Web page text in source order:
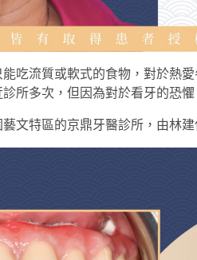
吃流質或軟式的食物，對於熱
所多次，但因為對於看牙的恐
文特區的京鼎牙醫診所，由林建